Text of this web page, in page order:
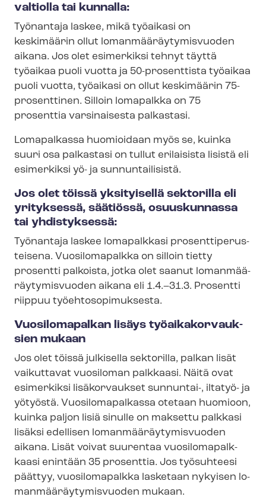
valtiolla tai kunnalla:
Työnantaja laskee, mikä työaikasi on
keskimäärin ollut lo­man­mää­räy­ty­mis­vuo­den
aikana. Jos olet esimerkiksi tehnyt täyttä
työaikaa puoli vuotta ja 50-prosenttista työaikaa
puoli vuotta, työaikasi on ollut keskimäärin 75-
prosenttinen. Silloin lomapalkka on 75
prosenttia varsinaisesta palkastasi.
Lomapalkassa huomioidaan myös se, kuinka
suuri osa palkastasi on tullut erilaisista lisistä eli
esimerkiksi yö- ja sunnuntailisistä.
Jos olet töissä yksityisellä sektorilla eli
yrityksessä, säätiössä, osuuskunnassa
tai yhdistyksessä:
Työnantaja laskee lomapalkkasi pro­sent­ti­pe­rus­
tei­se­na. Vuosilomapalkka on silloin tietty
prosentti palkoista, jotka olet saanut lo­man­mää­
räy­ty­mis­vuo­den aikana eli 1.4.–31.3. Prosentti
riippuu työ­eh­to­so­pi­muk­ses­ta.
Vuosilomapalkan lisäys työ­ai­ka­kor­vauk­
sien mukaan
Jos olet töissä julkisella sektorilla, palkan lisät
vaikuttavat vuosiloman palkkaasi. Näitä ovat
esimerkiksi lisäkorvaukset sunnuntai-, iltatyö- ja
yötyöstä. Vuosilomapalkassa otetaan huomioon,
kuinka paljon lisiä sinulle on maksettu palkkasi
lisäksi edellisen lo­man­mää­räy­ty­mis­vuo­den
aikana. Lisät voivat suurentaa vuo­si­lo­ma­palk­
kaa­si enintään 35 prosenttia. Jos työsuhteesi
päättyy, vuosilomapalkka lasketaan nykyisen lo­
man­mää­räy­ty­mis­vuo­den mukaan.